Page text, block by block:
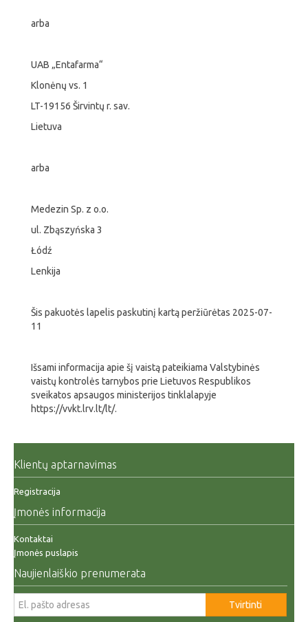
arba
UAB „Entafarma“
Klonėnų vs. 1
LT-19156 Širvintų r. sav.
Lietuva
arba
Medezin Sp. z o.o.
ul. Zbąszyńska 3
Łódź
Lenkija
Šis pakuotės lapelis paskutinį kartą peržiūrėtas 2025-07-
11
Išsami informacija apie šį vaistą pateikiama Valstybinės
vaistų kontrolės tarnybos prie Lietuvos Respublikos
sveikatos apsaugos ministerijos tinklalapyje
https://vvkt.lrv.lt/lt/.
Klientų aptarnavimas
Registracija
Įmonės informacija
Kontaktai
Įmonės puslapis
Naujienlaiškio prenumerata
Tvirtinti